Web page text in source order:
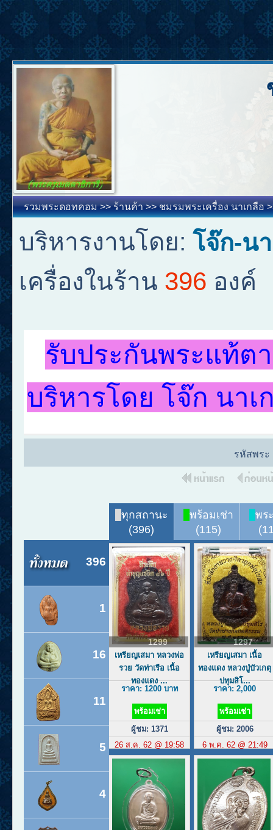
รวมพระดอทคอม>>ร้านค้า>>ชมรมพระเครื่อง นาเกลือ
บริหารงานโดย: โจ๊ก-น
เครื่องในร้าน 396 องค์
รับประกันพระแท้ต
บริหารโดย โจ๊ก นาเ
รหัสพระ
ทุกสถานะ
(396)
พร้อมเช่า
(115)
พร
396
1
16
11
5
4
1299
เหรียญเสมา หลวงพ่อ
รวย วัดท่าเรือ เนื้อ
ทองแดง ...
ราคา: 1200 บาท
พร้อมเช่า
ผู้ชม: 1371
26 ส.ค. 62 @ 19:58
1297
เหรียญเสมา เนื้อ
ทองแดง หลวงปู่บัวเกตุ
ปทุมสิโ...
ราคา: 2,000
พร้อมเช่า
ผู้ชม: 2006
6 พ.ค. 62 @ 21:49